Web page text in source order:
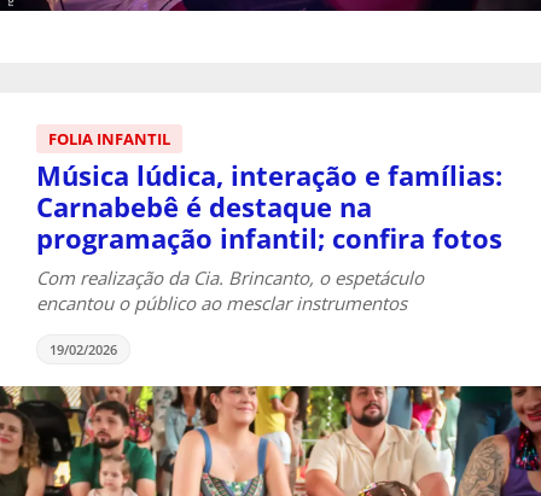
FOLIA INFANTIL
Música lúdica, interação e famílias:
Carnabebê é destaque na
programação infantil; confira fotos
Com realização da Cia. Brincanto, o espetáculo
encantou o público ao mesclar instrumentos
19/02/2026